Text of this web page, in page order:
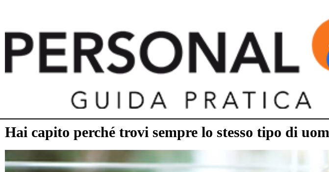
Hai capito perché trovi sempre lo stesso tipo di